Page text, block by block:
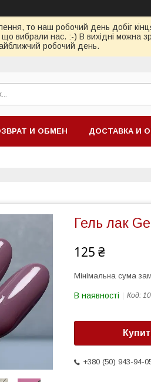
то наш робочий день добіг кінця
вибрали нас. :-) В вихідні можна
робочий день.
И ОБМЕН ДОСТАВКА И
Гель лак
125 ₴
Мінімальна сума
В наявності Код:
+380 (50) 943-94-